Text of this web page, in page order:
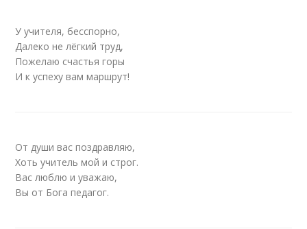
У учителя, бесспорно,
Далеко не лёгкий труд,
Пожелаю счастья горы
И к успеху вам маршрут!
От души вас поздравляю,
Хоть учитель мой и строг.
Вас люблю и уважаю,
Вы от Бога педагог.